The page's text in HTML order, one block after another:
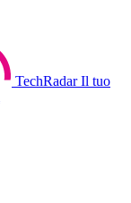
TechRadar Il tuo